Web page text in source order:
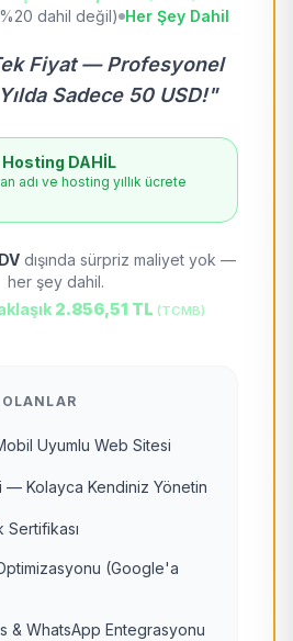
dahil değil) Her Şey Dahil
Fiyat — Profesyonel
Sadece 50 USD!"
Hosting DAHİL
adı ve hosting yıllık ücrete
dışında sürpriz maliyet yok —
her şey dahil.
2.856,51 TL (TCMB)
Uyumlu Web Sitesi
— Kolayca Kendiniz Yönetin
Sertifikası
(Google'a
& WhatsApp Entegrasyonu